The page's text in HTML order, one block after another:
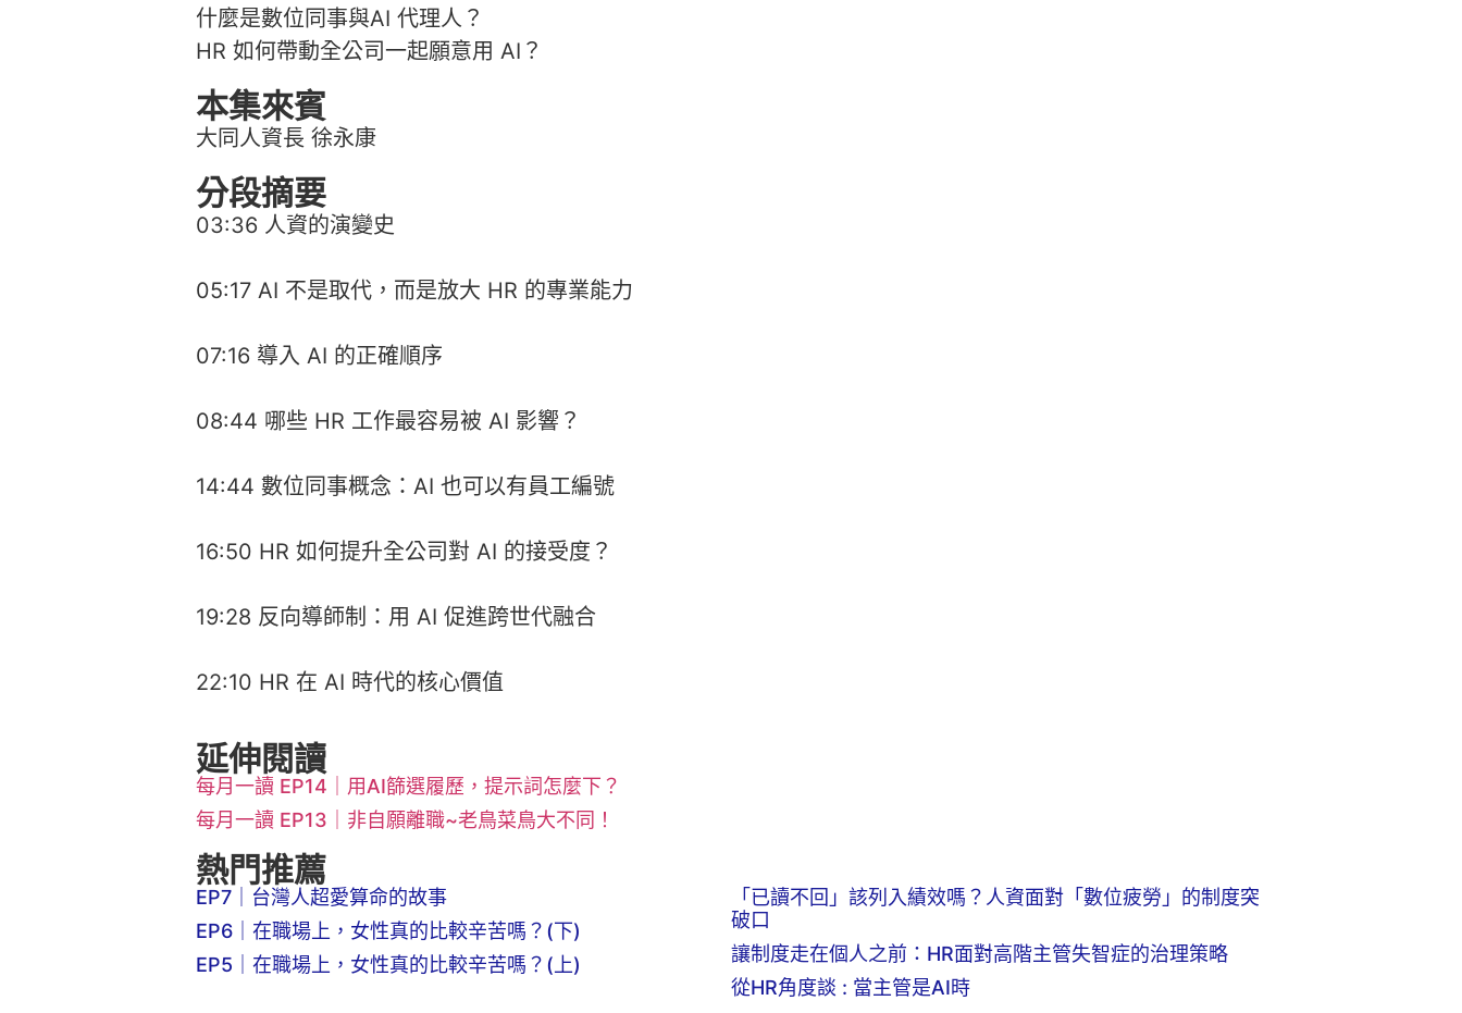
什麼是數位同事與AI 代理人？
HR 如何帶動全公司一起願意用 AI？
本集來賓
大同人資長 徐永康
分段摘要
03:36 人資的演變史
05:17 AI 不是取代，而是放大 HR 的專業能力
07:16 導入 AI 的正確順序
08:44 哪些 HR 工作最容易被 AI 影響？
14:44 數位同事概念：AI 也可以有員工編號
16:50 HR 如何提升全公司對 AI 的接受度？
19:28 反向導師制：用 AI 促進跨世代融合
22:10 HR 在 AI 時代的核心價值
延伸閱讀
每月一讀 EP14｜用AI篩選履歷，提示詞怎麼下？
每月一讀 EP13｜非自願離職~老鳥菜鳥大不同！
熱門推薦
EP7｜台灣人超愛算命的故事
EP6｜在職場上，女性真的比較辛苦嗎？(下)
EP5｜在職場上，女性真的比較辛苦嗎？(上)
「已讀不回」該列入績效嗎？人資面對「數位疲勞」的制度突
破口
讓制度走在個人之前：HR面對高階主管失智症的治理策略
從HR角度談 : 當主管是AI時